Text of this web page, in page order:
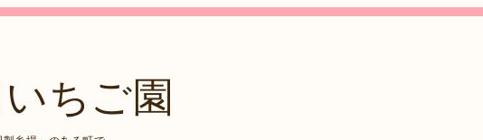
ちご園